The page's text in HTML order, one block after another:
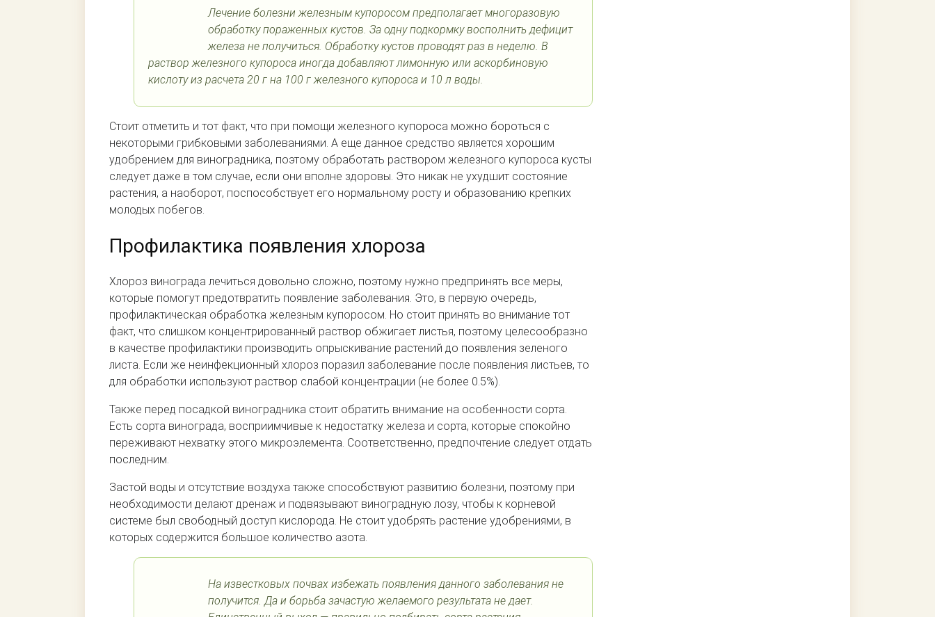
Лечение болезни железным купоросом предполагает многоразовую
обработку пораженных кустов. За одну подкормку восполнить дефицит
железа не получиться. Обработку кустов проводят раз в неделю. В
раствор железного купороса иногда добавляют лимонную или аскорбиновую
кислоту из расчета 20 г на 100 г железного купороса и 10 л воды.
Стоит отметить и тот факт, что при помощи железного купороса можно бороться с
некоторыми грибковыми заболеваниями. А еще данное средство является хорошим
удобрением для виноградника, поэтому обработать раствором железного купороса кусты
следует даже в том случае, если они вполне здоровы. Это никак не ухудшит состояние
растения, а наоборот, поспособствует его нормальному росту и образованию крепких
молодых побегов.
Профилактика появления хлороза
Хлороз винограда лечиться довольно сложно, поэтому нужно предпринять все меры,
которые помогут предотвратить появление заболевания. Это, в первую очередь,
профилактическая обработка железным купоросом. Но стоит принять во внимание тот
факт, что слишком концентрированный раствор обжигает листья, поэтому целесообразно
в качестве профилактики производить опрыскивание растений до появления зеленого
листа. Если же неинфекционный хлороз поразил заболевание после появления листьев, то
для обработки используют раствор слабой концентрации (не более 0.5%).
Также перед посадкой виноградника стоит обратить внимание на особенности сорта.
Есть сорта винограда, восприимчивые к недостатку железа и сорта, которые спокойно
переживают нехватку этого микроэлемента. Соответственно, предпочтение следует отдать
последним.
Застой воды и отсутствие воздуха также способствуют развитию болезни, поэтому при
необходимости делают дренаж и подвязывают виноградную лозу, чтобы к корневой
системе был свободный доступ кислорода. Не стоит удобрять растение удобрениями, в
которых содержится большое количество азота.
На известковых почвах избежать появления данного заболевания не
получится. Да и борьба зачастую желаемого результата не дает.